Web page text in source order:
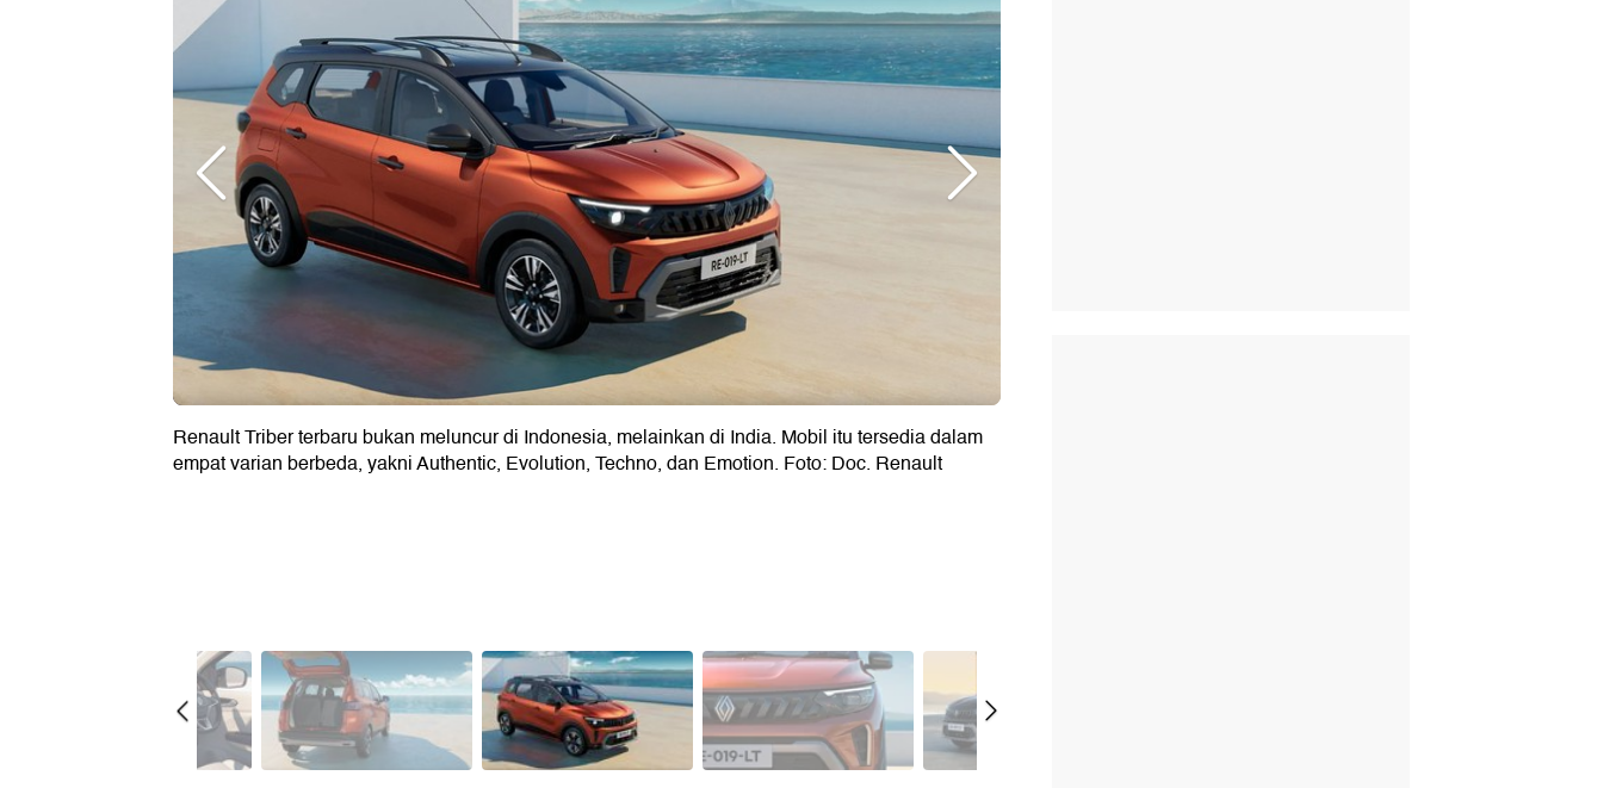
Renault Triber terbaru bukan meluncur di Indonesia, melainkan di India. Mobil itu tersedia dalam
empat varian berbeda, yakni Authentic, Evolution, Techno, dan Emotion. Foto: Doc. Renault
Berikut Harga Renault Triber di India